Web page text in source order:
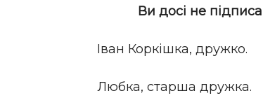
Ви досі не
Іван Коркішка, дружко.
Любка, старша дружка.